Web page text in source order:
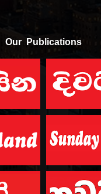
Our Publications